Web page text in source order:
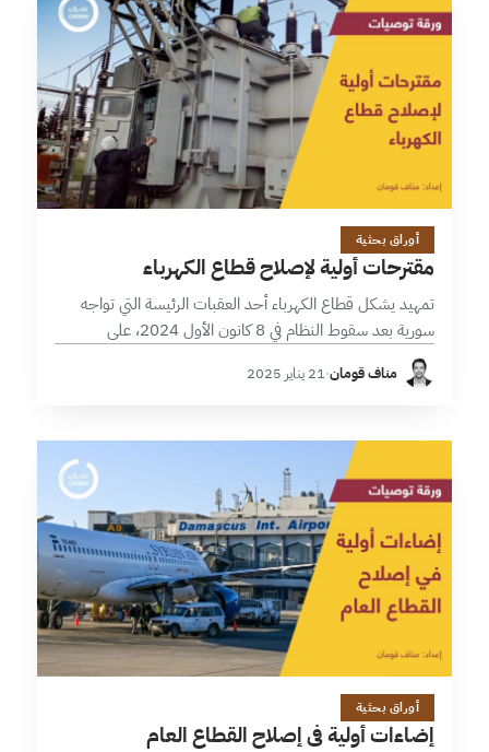
9 دقائق
أوراق بحثية
مقترحات أولية لإصلاح قطاع الكهرباء
تمهيد يشكل قطاع الكهرباء أحد العقبات الرئيسة التي تواجه
سورية بعد سقوط النظام في 8 كانون الأول 2024، على
وفي… مناف قومان·21 يناير 2025
8 دقائق
أوراق بحثية
إضاءات أولية في إصلاح القطاع العام